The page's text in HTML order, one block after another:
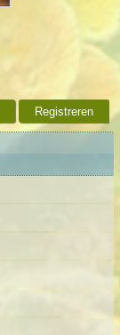
Registreren